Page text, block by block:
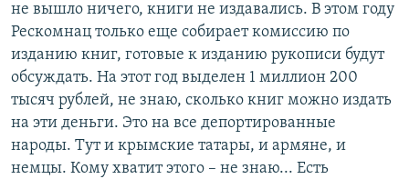
не вышло ничего, книги не издавались. В этом году
Рескомнац только еще собирает комиссию по
изданию книг, готовые к изданию рукописи будут
обсуждать. На этот год выделен 1 миллион 200
тысяч рублей, не знаю, сколько книг можно издать
на эти деньги. Это на все депортированные
народы. Тут и крымские татары, и армяне, и
немцы. Кому хватит этого – не знаю... Есть